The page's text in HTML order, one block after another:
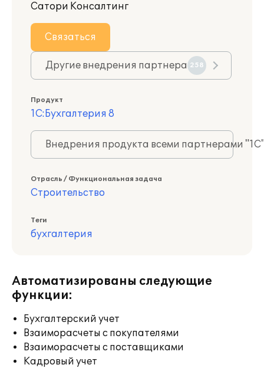
Сатори Консалтинг
Связаться
Другие внедрения партнера 258
Продукт
1С:Бухгалтерия 8
Внедрения продукта всеми партнерами
Отрасль / Функциональная задача
Строительство
Теги
бухгалтерия
Автоматизированы следующие
функции:
Бухгалтерский учет
Взаиморасчеты с покупателями
Взаиморасчеты с поставщиками
Кадровый учет